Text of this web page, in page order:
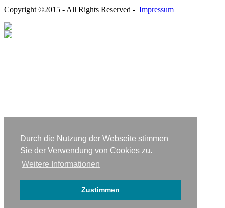
Durch die Nutzung der Webseite stimmen
Sie der Verwendung von Cookies zu.
Weitere Informationen
Zustimmen
Copyright ©2015 - All Rights Reserved - Impressum